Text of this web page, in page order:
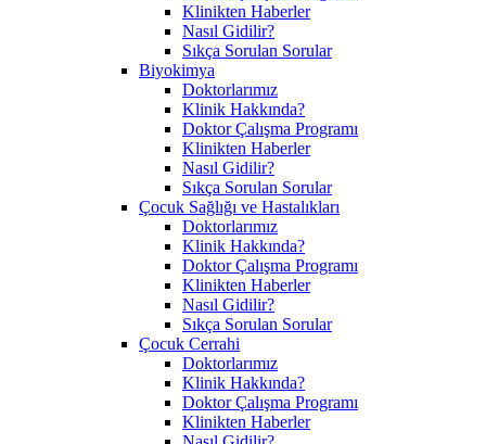
Klinikten Haberler
Nasıl Gidilir?
Sıkça Sorulan Sorular
Biyokimya
Doktorlarımız
Klinik Hakkında?
Doktor Çalışma Programı
Klinikten Haberler
Nasıl Gidilir?
Sıkça Sorulan Sorular
Çocuk Sağlığı ve Hastalıkları
Doktorlarımız
Klinik Hakkında?
Doktor Çalışma Programı
Klinikten Haberler
Nasıl Gidilir?
Sıkça Sorulan Sorular
Çocuk Cerrahi
Doktorlarımız
Klinik Hakkında?
Doktor Çalışma Programı
Klinikten Haberler